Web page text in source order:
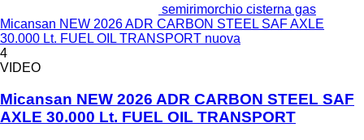
semirimorchio cisterna gas
Micansan NEW 2026 ADR CARBON STEEL SAF AXLE
30.000 Lt. FUEL OIL TRANSPORT nuova
4
VIDEO
Micansan NEW 2026 ADR CARBON STEEL SAF
AXLE 30.000 Lt. FUEL OIL TRANSPORT